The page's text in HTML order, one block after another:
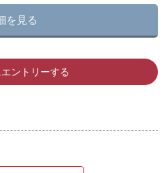
を見る
ントリーする